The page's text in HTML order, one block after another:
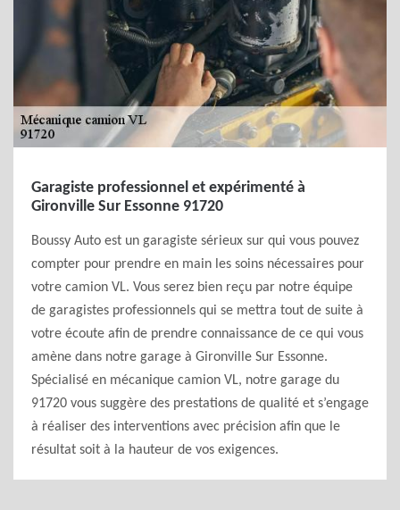
Garagiste professionnel et expérimenté à
Gironville Sur Essonne 91720
Boussy Auto est un garagiste sérieux sur qui vous pouvez
compter pour prendre en main les soins nécessaires pour
votre camion VL. Vous serez bien reçu par notre équipe
de garagistes professionnels qui se mettra tout de suite à
votre écoute afin de prendre connaissance de ce qui vous
amène dans notre garage à Gironville Sur Essonne.
Spécialisé en mécanique camion VL, notre garage du
91720 vous suggère des prestations de qualité et s’engage
à réaliser des interventions avec précision afin que le
résultat soit à la hauteur de vos exigences.